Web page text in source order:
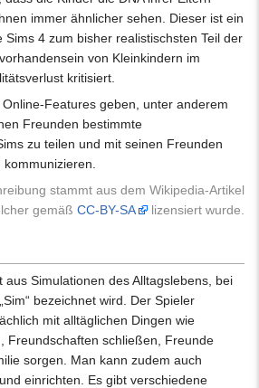
immer ähnlicher sehen. Dieser ist ein
Sims 4 zum bisher realistischsten Teil der
von Kleinkindern im
kritisiert.
Features geben, unter anderem
Freunden bestimmte
zu teilen und mit seinen Freunden
stammt aus dem Wikipedia-Artikel
gemäß CC-BY-SA lizensiert wurde.
aus Simulationen des Alltagslebens, bei
bezeichnet wird. Der Spieler
mit alltäglichen Dingen wie
Freundschaften schließen, Freunde
sorgen. Man kann zudem auch
einrichten. Es gibt verschiedene